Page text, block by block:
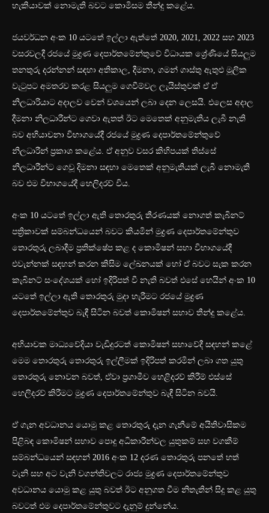
හැකියාවක් නොමැති බවට කොමිසම තීන්දු කළේය.
ජයවර්ධන අංක 10 යටතේ ඉල්ලා ඇත්තේ 2020, 2021, 2022 සහ 2023
වසරවලදී රජයේ මුද්‍රණ දෙපාර්තමේන්තුවේ විධායක ශ්‍රේණියේ සියලුම
තනතුරු දරන්නන් සඳහා අතිකාල, දීමනා, ගමන් ගාස්තු ඇතුළු මූලික
වැටුපට අමතරව කරළ සියලුම ගෙවීම්වල ලැයිස්තුවක් ඒ ඒ
නිලධාරියාට අදාලව වෙන් වශයෙන් ලබා දෙන ලෙසයි. එලෙස අදාල
දීමනා නිලධාරීන්ට ගෙවා ඇතත් ඊට මෙතෙක් අනුමැතිය ලැබී නැති
බව අභියාචනා විභාගයේදී රජයේ මුද්‍රණ දෙපාර්තමේන්තුවේ
නිලධාරීන් ප්‍රකාශ කළේය. ඒ අනුව වසර කිහිපයක් තිස්සේ
නිලධාරීන්ට ගෙවූ දිමනා සඳහා මෙතෙක් අනුමැතියක් ලැබී නොමැති
බව එම විභාගයේදී හෙලිදරව් විය.
අංක 10 යටතේ ඉල්ලා ඇති තොරතුරු තීරණයක් නොගත් කැබිනට්
පත්‍රිකාවක් සම්බන්ධයෙන් බවට කියමින් මුද්‍රණ දෙපාර්තමේන්තුව
තොරතුරු ලබාදීම ප්‍රතික්ෂේප කළ ද කොමිෂන් සභා විභාගයේදී
එවැන්නක් සඳහන් කරන කිසිම ලේඛනයක් හෝ ඒ බවට සැක කරන
කැබිනට් සංදේශයක් හෝ ඉදිරිපත් වී නැති බවත් එසේ හෙයින් අංක 10
යටතේ ඉල්ලා ඇති තොරතුරු මුදා හැරීමට රජයේ මුද්‍රණ
දෙපාර්තමේන්තුව බැඳී සිටින බවත් කොමිෂන් සභාව තීන්දු කළේය.
අභියාචක මාධ්‍යවේදියා වැඩිදුරටත් කොමිෂන් සභාවේදී සඳහන් කළේ
මෙම තොරතුරු තොරතුරු ඉල්ලීමක් ඉදිරිපත් කරමින් ලබා ගත යුතු
තොරතුරු නොවන බවත්, ඒවා ප්‍රගාමීව හෙළිදරව් කිරීම් එස්සේ
හෙලිදරව් කිරීමට මුද්‍රණ දෙපාර්තමේන්තුව බැඳී සිටින බවයි.
ඒ ගැන අවධානය යොමු කළ තොරතුරු දැන ගැනීමේ අයිතිවාසිකම
පිළිබඳ කොමිෂන් සභාව පොදු අධිකාරීන්වල යුතුකම් සහ වගකීම්
සම්බන්ධයෙන් සඳහන් 2016 අංක 12 දරණ තොරතුරු පනතේ හත්
වැනි සහ අට වැනි වගන්තිවලට රාජ්‍ය මුද්‍රණ දෙපාර්තමේන්තුව
අවධානය යොමු කළ යුතු බවත් ඊට අනුගත වීම නිතැතින් සිදු කළ යුතු
බවටත් එම දෙපාර්තමේන්තුවට දැනුම් දුන්නේය.